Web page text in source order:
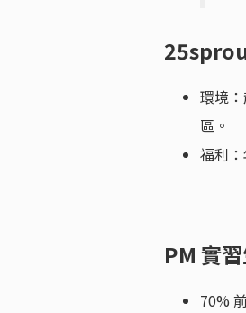
環境
區。
福利
PM 實
70%